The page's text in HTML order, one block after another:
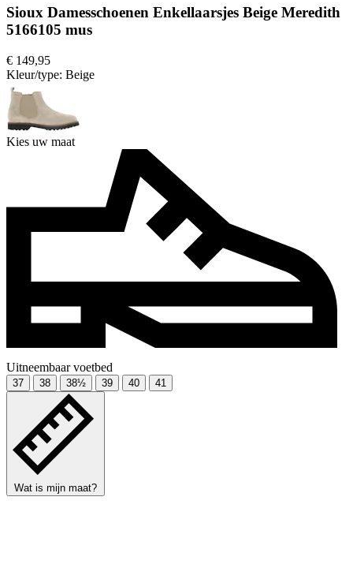
Sioux Damesschoenen Enkellaarsjes Beige Meredith
5166105 mus
€ 149,95
Kleur/type: Beige
Kies uw maat
Uitneembaar voetbed
37 38 38½ 39 40 41
Wat is mijn maat?